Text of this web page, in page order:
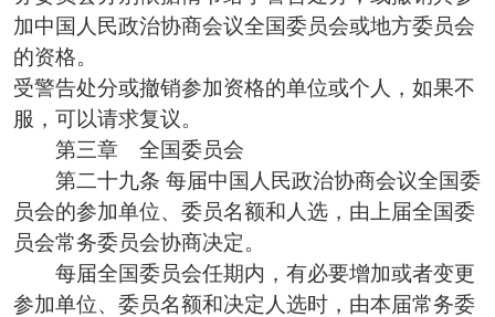
加中国人民政治协商会议全国委员会或地方委员会
的资格。
受警告处分或撤销参加资格的单位或个人，如果不
服，可以请求复议。
第三章 全国委员会
第二十九条 每届中国人民政治协商会议全国委
员会的参加单位、委员名额和人选，由上届全国委
员会常务委员会协商决定。
每届全国委员会任期内，有必要增加或者变更
参加单位、委员名额和决定人选时，由本届常务委